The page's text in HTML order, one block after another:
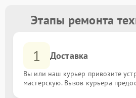
Этапы ремонта
1 Доставка
Вы или наш курьер привозите
мастерскую. Вызов курьера